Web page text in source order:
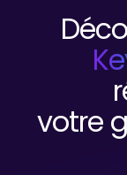
votre